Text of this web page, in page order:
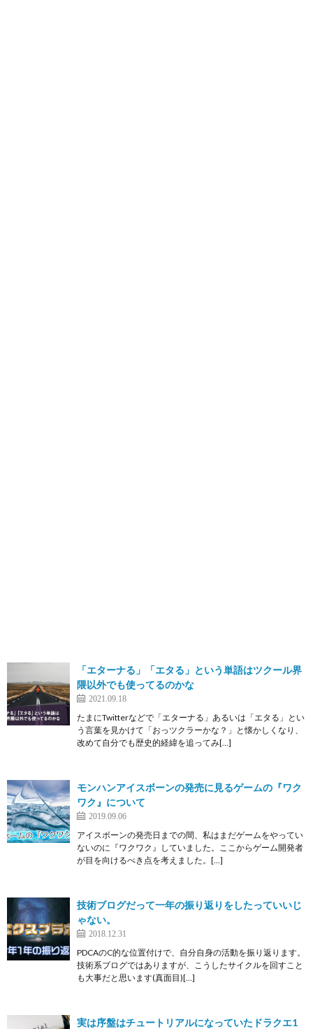
「エターナる」「エタる」という単語はツクール界
隈以外でも使ってるのかな
2021.09.18
たまにTwitterなどで「エターナる」あるいは「エタる」とい
う言葉を見かけて「おっツクラーかな？」と懐かしくなり、
改めて自分でも歴史的経緯を追ってみ[…]
モンハンアイスボーンの発売に見るゲームの『ワク
ワク』について
2019.09.06
アイスボーンの発売日までの間、私はまだゲームをやってい
ないのに『ワクワク』していました。ここからゲーム開発者
が目を向けるべき点を考えました。[…]
技術ブログだって一年の振り返りをしたっていいじ
ゃない。
2018.12.31
PDCAのC的な位置付けで、自分自身の活動を振り返ります。
技術系ブログではありますが、こうしたサイクルを回すこと
も大事だと思います(真面目)[…]
実は序盤はチュートリアルになっていたドラクエ1